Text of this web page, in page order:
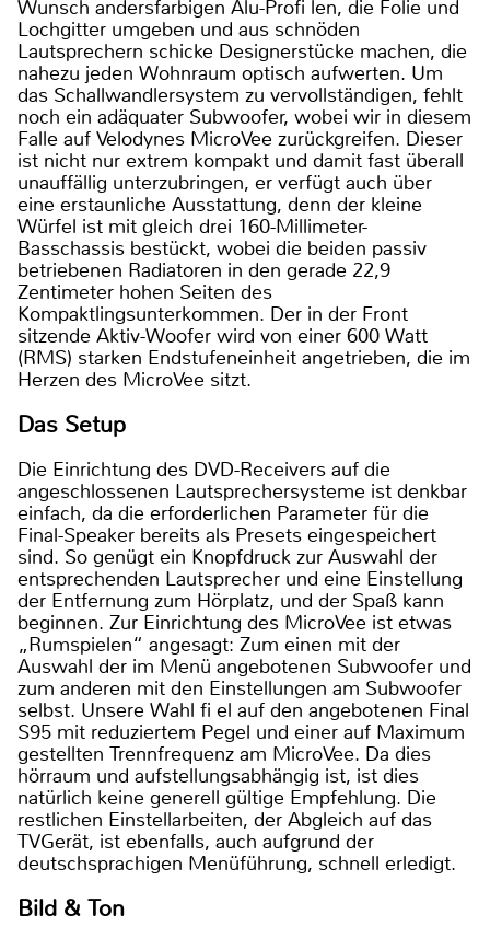
Wunsch andersfarbigen Alu-Profi len, die Folie und
Lochgitter umgeben und aus schnöden
Lautsprechern schicke Designerstücke machen, die
nahezu jeden Wohnraum optisch aufwerten. Um
das Schallwandlersystem zu vervollständigen, fehlt
noch ein adäquater Subwoofer, wobei wir in diesem
Falle auf Velodynes MicroVee zurückgreifen. Dieser
ist nicht nur extrem kompakt und damit fast überall
unauffällig unterzubringen, er verfügt auch über
eine erstaunliche Ausstattung, denn der kleine
Würfel ist mit gleich drei 160-Millimeter-
Basschassis bestückt, wobei die beiden passiv
betriebenen Radiatoren in den gerade 22,9
Zentimeter hohen Seiten des
Kompaktlingsunterkommen. Der in der Front
sitzende Aktiv-Woofer wird von einer 600 Watt
(RMS) starken Endstufeneinheit angetrieben, die im
Herzen des MicroVee sitzt.
Das Setup
Die Einrichtung des DVD-Receivers auf die
angeschlossenen Lautsprechersysteme ist denkbar
einfach, da die erforderlichen Parameter für die
Final-Speaker bereits als Presets eingespeichert
sind. So genügt ein Knopfdruck zur Auswahl der
entsprechenden Lautsprecher und eine Einstellung
der Entfernung zum Hörplatz, und der Spaß kann
beginnen. Zur Einrichtung des MicroVee ist etwas
„Rumspielen“ angesagt: Zum einen mit der
Auswahl der im Menü angebotenen Subwoofer und
zum anderen mit den Einstellungen am Subwoofer
selbst. Unsere Wahl fi el auf den angebotenen Final
S95 mit reduziertem Pegel und einer auf Maximum
gestellten Trennfrequenz am MicroVee. Da dies
hörraum und aufstellungsabhängig ist, ist dies
natürlich keine generell gültige Empfehlung. Die
restlichen Einstellarbeiten, der Abgleich auf das
TVGerät, ist ebenfalls, auch aufgrund der
deutschsprachigen Menüführung, schnell erledigt.
Bild & Ton